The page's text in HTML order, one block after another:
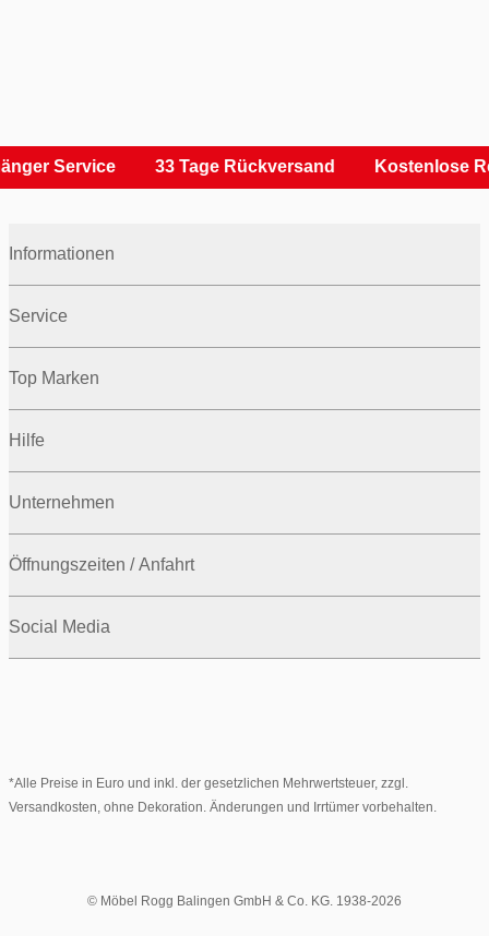
Service 33 Tage Rückversand Kostenlose
Informationen
Service
Top Marken
Hilfe
Unternehmen
Öffnungszeiten / Anfahrt
Social Media
*Alle Preise in Euro und inkl. der gesetzlichen Mehrwertsteuer, zzgl.
Versandkosten, ohne Dekoration. Änderungen und Irrtümer vorbehalten.
© Möbel Rogg Balingen GmbH & Co. KG. 1938-2026